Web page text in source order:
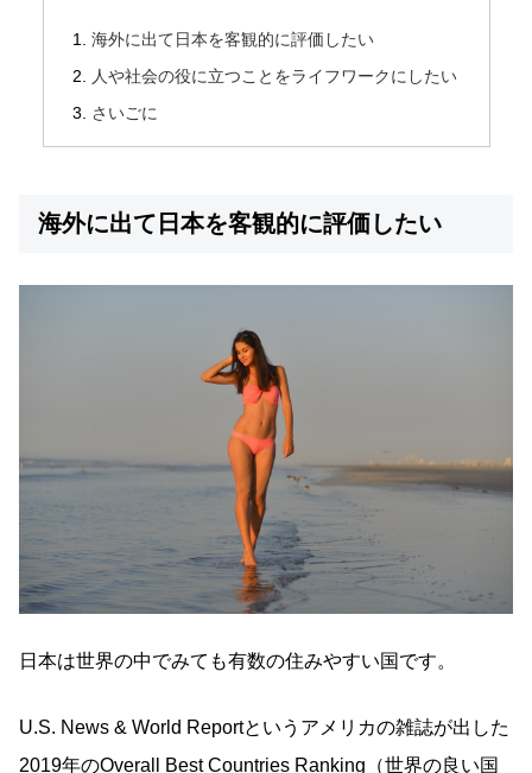
海外に出て日本を客観的に評価したい
人や社会の役に立つことをライフワークにしたい
さいごに
海外に出て日本を客観的に評価したい
日本は世界の中でみても有数の住みやすい国です。
U.S. News & World Reportというアメリカの雑誌が出した
2019年のOverall Best Countries Ranking（世界の良い国